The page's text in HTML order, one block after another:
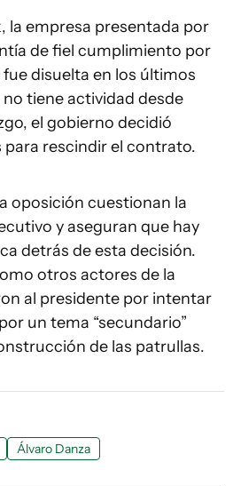
la empresa presentada por
de fiel cumplimiento por
disuelta en los últimos
tiene actividad desde
el gobierno decidió
rescindir el contrato.
oposición cuestionan la
y aseguran que hay
detrás de esta decisión.
otros actores de la
al presidente por intentar
un tema “secundario”
de las patrullas.
Álvaro Danza